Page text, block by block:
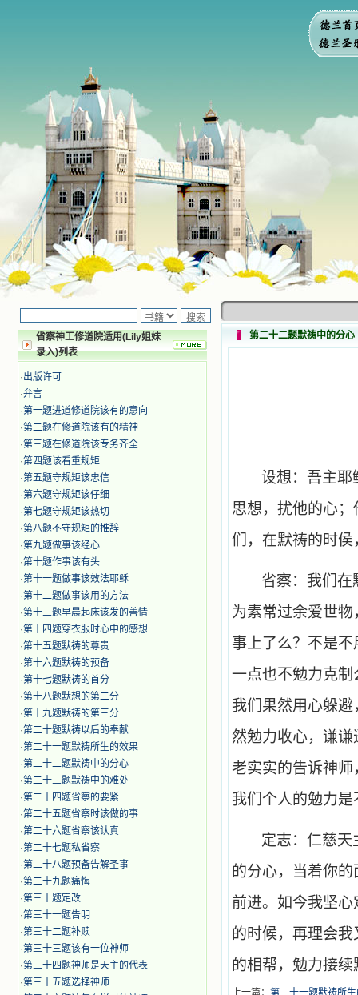
省察神工修道院适用(Lily姐妹
录入)列表
·出版许可
·弁言
·第一题进道修道院该有的意向
·第二题在修道院该有的精神
·第三题在修道院该专务齐全
·第四题该看重规矩
·第五题守规矩该忠信
·第六题守规矩该仔细
·第七题守规矩该热切
·第八题不守规矩的推辞
·第九题做事该经心
·第十题作事该有头
·第十一题做事该效法耶稣
·第十二题做事该用的方法
·第十三题早晨起床该发的善情
·第十四题穿衣服时心中的感想
·第十五题默祷的尊贵
·第十六题默祷的预备
·第十七题默祷的首分
·第十八题默想的第二分
·第十九题默祷的第三分
·第二十题默祷以后的奉献
·第二十一题默祷所生的效果
·第二十二题默祷中的分心
·第二十三题默祷中的难处
·第二十四题省察的要紧
·第二十五题省察时该做的事
·第二十六题省察该认真
·第二十七题私省察
·第二十八题预备告解圣事
·第二十九题痛悔
·第三十题定改
·第三十一题告明
·第三十二题补赎
·第三十三题该有一位神师
·第三十四题神师是天主的代表
·第三十五题选择神师
第二十二题默祷中的分心
设想：吾主耶
思想，扰他的心
们，在默祷的时
省察：我们在
为素常过余爱世
事上了么？不是
一点也不勉力克
我们果然用心躲
然勉力收心，谦
老实实的告诉神
我们个人的勉力
定志：仁慈天
的分心，当着你
前进。如今我坚
的时候，再理会
的相帮，勉力接续
上一篇： 第二十一题默祷所